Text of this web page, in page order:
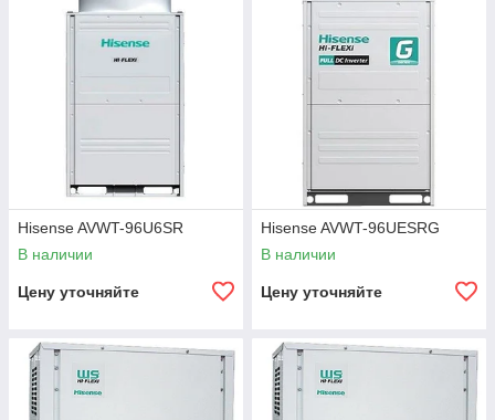
Hisense AVWT-96U6SR
В наличии
Цену уточняйте
Hisense AVWT-96UESRG
В наличии
Цену уточняйте